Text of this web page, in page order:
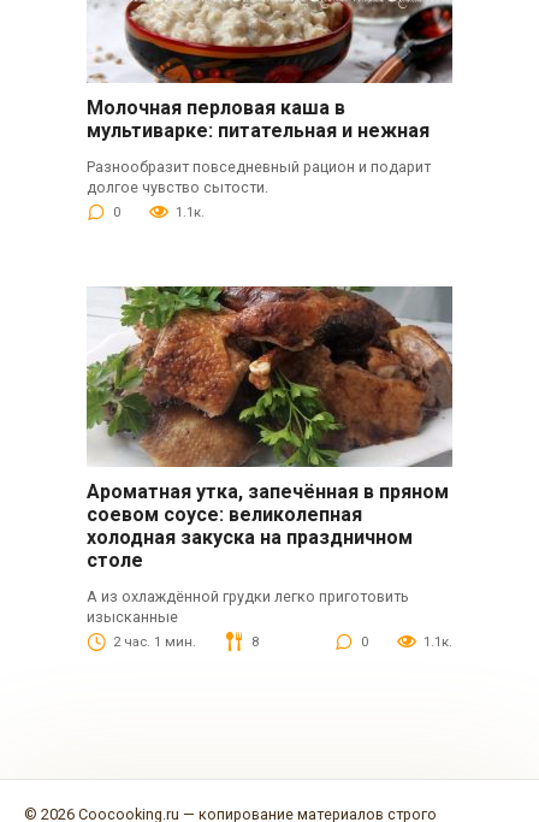
Молочная перловая каша в
мультиварке: питательная и нежная
Разнообразит повседневный рацион и подарит
долгое чувство сытости.
0 1.1к.
Ароматная утка, запечённая в пряном
соевом соусе: великолепная
холодная закуска на праздничном
столе
А из охлаждённой грудки легко приготовить
изысканные
2 час. 1 мин. 8 0 1.1к.
© 2026 Coocooking.ru — копирование материалов строго